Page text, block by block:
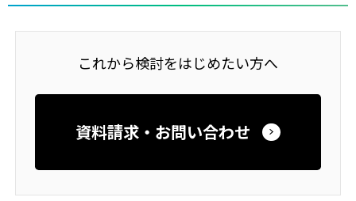
これから検討をはじめたい方へ
資料請求・お問い合わせ